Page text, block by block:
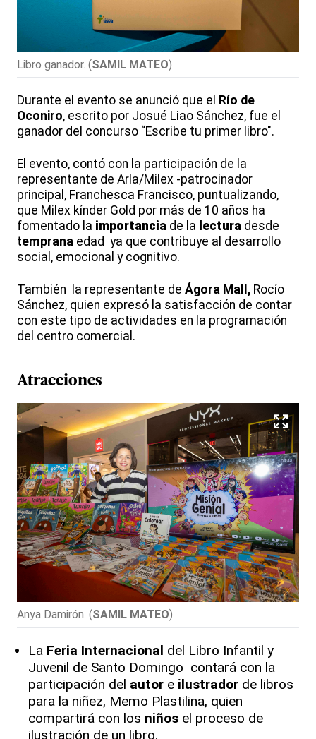
Libro ganador. (SAMIL MATEO)
Durante el evento se anunció que el Río de
Oconiro, escrito por Josué Liao Sánchez, fue el
ganador del concurso “Escribe tu primer libro".
El evento, contó con la participación de la
representante de Arla/Milex -patrocinador
principal, Franchesca Francisco, puntualizando,
que Milex kínder Gold por más de 10 años ha
fomentado la importancia de la lectura desde
temprana edad ya que contribuye al desarrollo
social, emocional y cognitivo.
También la representante de Ágora Mall, Rocío
Sánchez, quien expresó la satisfacción de contar
con este tipo de actividades en la programación
del centro comercial.
Atracciones
Anya Damirón. (SAMIL MATEO)
La Feria Internacional del Libro Infantil y
Juvenil de Santo Domingo contará con la
participación del autor e ilustrador de libros
para la niñez, Memo Plastilina, quien
compartirá con los niños el proceso de
ilustración de un libro.